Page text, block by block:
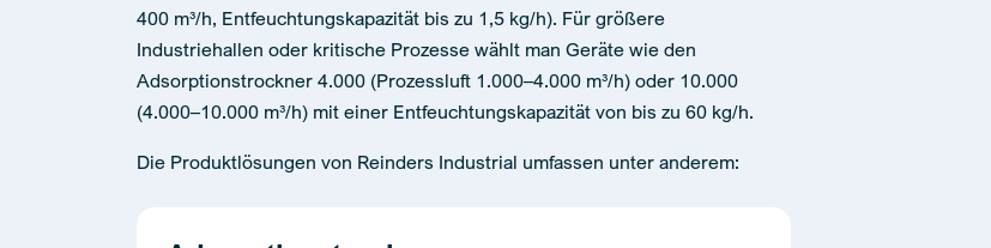
400 m³/h, Entfeuchtungskapazität bis zu 1,5 kg/h). Für größere
Industriehallen oder kritische Prozesse wählt man Geräte wie den
Adsorptionstrockner 4.000 (Prozessluft 1.000–4.000 m³/h) oder 10.000
(4.000–10.000 m³/h) mit einer Entfeuchtungskapazität von bis zu 60 kg/h.
Die Produktlösungen von Reinders Industrial umfassen unter anderem: